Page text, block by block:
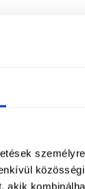
akik